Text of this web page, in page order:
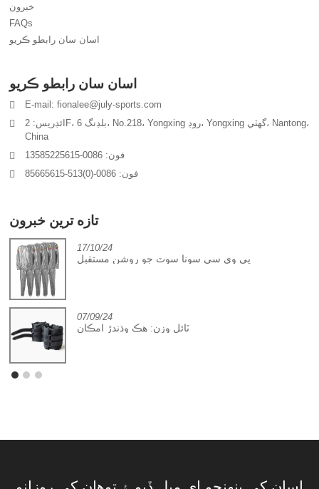
خبرون
FAQs
اسان سان رابطو ڪريو
اسان سان رابطو ڪريو
E-mail: fionalee@july-sports.com
ائڊريس: 2F، بلڊنگ 6، No.218، Yongxing روڊ، Yongxing گهٽي، Nantong،
China
فون: 0086-13585225615
فون: 0086-(0)513-85665615
تازه ترين خبرون
17/10/24
پي وي سي سونا سوٽ جو روشن مستقبل
07/09/24
ٽائل وزن: هڪ وڌندڙ امڪان